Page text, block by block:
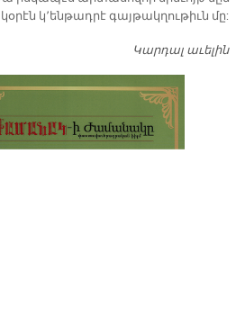
կ՚ենթադրէ գայթակղութիւն մը:
Կարդալ աւելին